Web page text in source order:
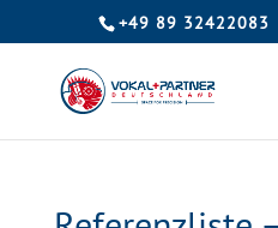
+49 89 32422083